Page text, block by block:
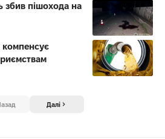
збив пішохода на
компенсує
Далі